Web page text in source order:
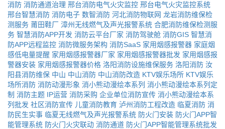
消防 消防通道治理 邢台消防电气火灾监控 邢台电气火灾监控系统
邢台智慧消防 消防电子 数智消防 河北消防物联网 龙岩消防维保检
测服务 莆田鞋厂 漳州无线燃气及声光报警系统 合肥消防维保检测服
务 智慧消防APP开发 消防云平台厂家 消防驾驶舱 消防GIS 智慧消
防APP远程监控 消防微服务架构 消防SaaS 家用烟感报警器 家庭烟
感低电量提醒 家用烟感报警器厂家 家用烟感报警器批发 家用烟感报
警器安装 家用烟感报警器价格 洛阳消防设施维保服务 洛阳消防 汝
阳县消防维保 中山 中山消防 中山消防改造 KTV娱乐场所 KTV娱乐
场所消防 消防动漫形象 消小熊动漫绘本系列 消小熊动漫绘本系列定
制 消防主题 IP运营 消防采购 企业单位消防宣传 消小熊动漫绘本系
列批发 社区消防宣传 儿童消防教育 泸州消防工程改造 临夏消防 消
防民生实事 临夏无线燃气及声光报警系统 防火门安装 防火门APP智
能管理系统 防火门火灾联动 消防通道 防火门APP智能管理系统批发